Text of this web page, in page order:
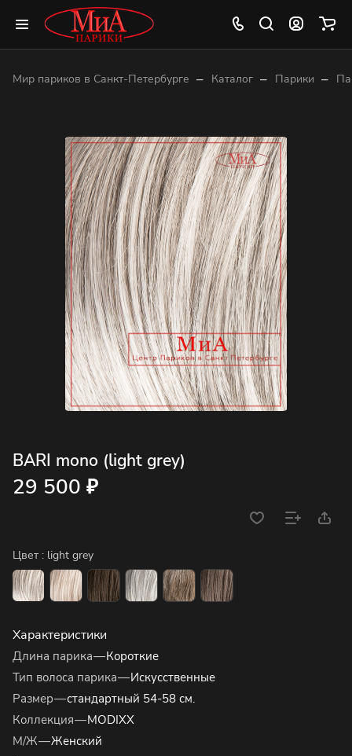
Мир париков в Санкт-Петербурге – Каталог – Парики –
BARI mono (light grey)
29 500 ₽
Цвет : light grey
Характеристики
Длина парика—Короткие
Тип волоса парика—Искусственные
Размер—стандартный 54-58 см.
Коллекция—MODIXX
М/Ж—Женский